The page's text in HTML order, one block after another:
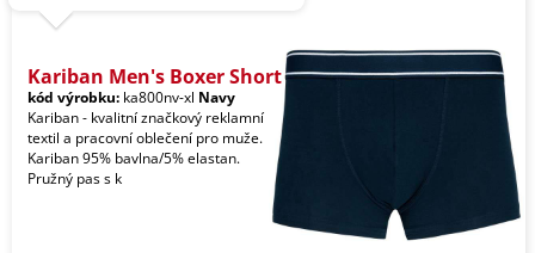
Kariban Men's Boxer Short
kód výrobku: ka800nv-xl Navy
Kariban - kvalitní značkový reklamní
textil a pracovní oblečení pro muže.
Kariban 95% bavlna/5% elastan.
Pružný pas s k